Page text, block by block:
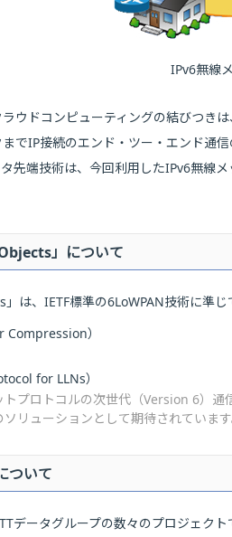
IPv6無線
ウドコンピューティングの結びつき
でIP接続のエンド・ツー・エンド通
先端技術は、今回利用したIPv6無線
」について
は、IETF標準の6LoWPAN技術に準
Compression）
for LLNs）
プロトコルの次世代（Version 6）通
リューションとして期待されています
ついて
データグループの数々のプロジェク